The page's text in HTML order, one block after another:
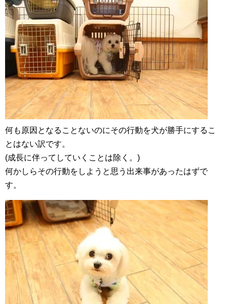
何も原因となることないのにその行動を犬が勝手にするこ
とはない訳です。
(成長に伴ってしていくことは除く。)
何かしらその行動をしようと思う出来事があったはずで
す。